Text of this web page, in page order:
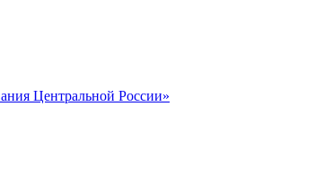
Центральной России»